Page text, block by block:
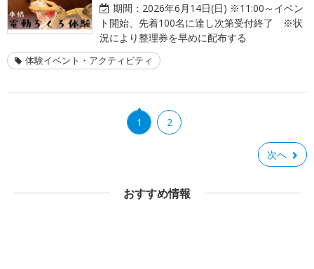
期間： 2026年6月14日(日) ※11:00～イベン
ト開始、先着100名に達し次第受付終了 ※状
況により整理券を早めに配布する
体験イベント・アクティビティ
1 2
次へ
おすすめ情報